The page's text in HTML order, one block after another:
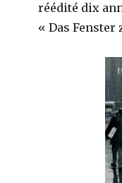
réédité dix
« Das Fenster